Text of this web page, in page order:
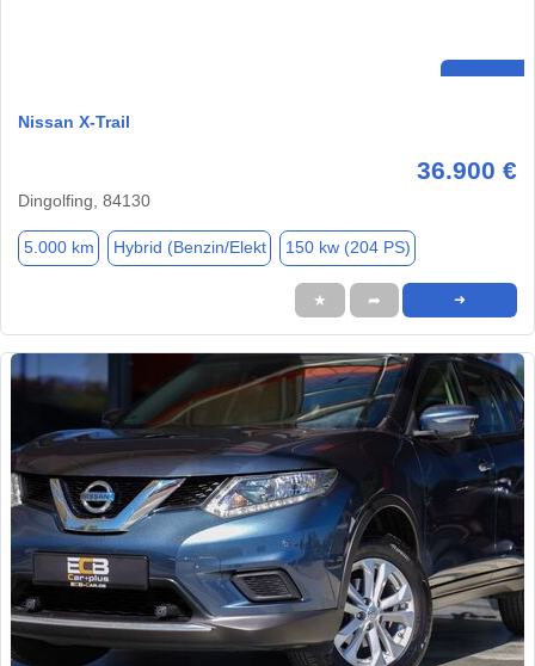
Nissan X-Trail
36.900 €
Dingolfing, 84130
5.000 km Hybrid (Benzin/Elekt 150 kw (204 PS)
★ ➦ ➜